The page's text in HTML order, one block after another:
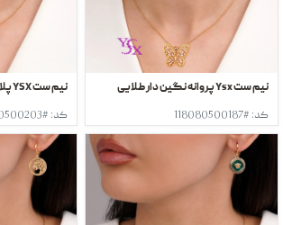
نیم ست Ysx پروانه نگین دار طلایی
کد: #118080500187
نیم ست YSX پلاک دار ورساچه طلایی
کد: #118080500203